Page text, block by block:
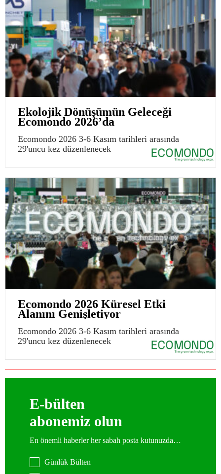
Ekolojik Dönüşümün Geleceği
Ecomondo 2026’da
Ecomondo 2026 3-6 Kasım tarihleri arasında
29'uncu kez düzenlenecek
Ecomondo 2026 Küresel Etki
Alanını Genişletiyor
Ecomondo 2026 3-6 Kasım tarihleri arasında
29'uncu kez düzenlenecek
E-bülten
abonemiz olun
En önemli haberler her sabah posta kutunuzda…
Günlük Bülten